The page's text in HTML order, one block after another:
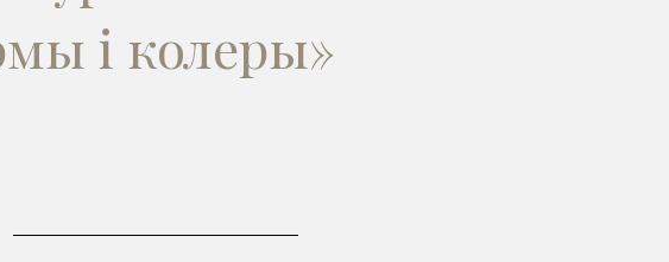
i колеры»